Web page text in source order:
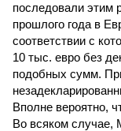
последовали этим
прошлого года в
соответствии с
10 тыс. евро без
подобных сумм.
Вполне вероятно,
Во всяком случае,